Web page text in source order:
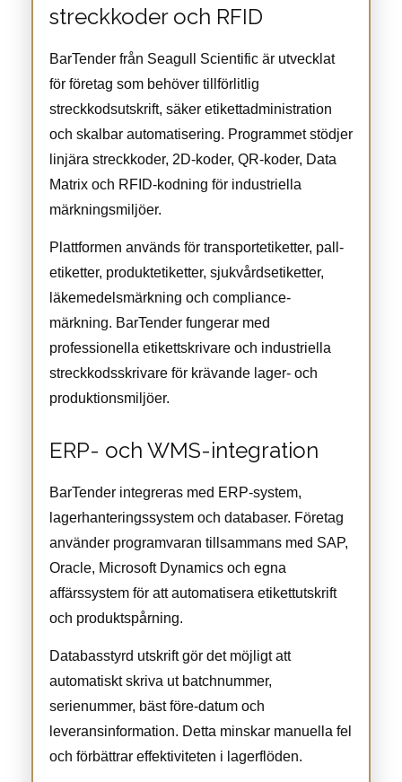
streckkoder och RFID
BarTender från Seagull Scientific är utvecklat
för företag som behöver tillförlitlig
streckkodsutskrift, säker etikettadministration
och skalbar automatisering. Programmet stödjer
linjära streckkoder, 2D-koder, QR-koder, Data
Matrix och RFID-kodning för industriella
märkningsmiljöer.
Plattformen används för transportetiketter, pall-
etiketter, produktetiketter, sjukvårdsetiketter,
läkemedelsmärkning och compliance-
märkning. BarTender fungerar med
professionella etikettskrivare och industriella
streckkodsskrivare för krävande lager- och
produktionsmiljöer.
ERP- och WMS-integration
BarTender integreras med ERP-system,
lagerhanteringssystem och databaser. Företag
använder programvaran tillsammans med SAP,
Oracle, Microsoft Dynamics och egna
affärssystem för att automatisera etikettutskrift
och produktspårning.
Databasstyrd utskrift gör det möjligt att
automatiskt skriva ut batchnummer,
serienummer, bäst före-datum och
leveransinformation. Detta minskar manuella fel
och förbättrar effektiviteten i lagerflöden.